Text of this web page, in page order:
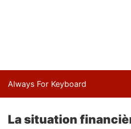
Always For Keyboard
La situation